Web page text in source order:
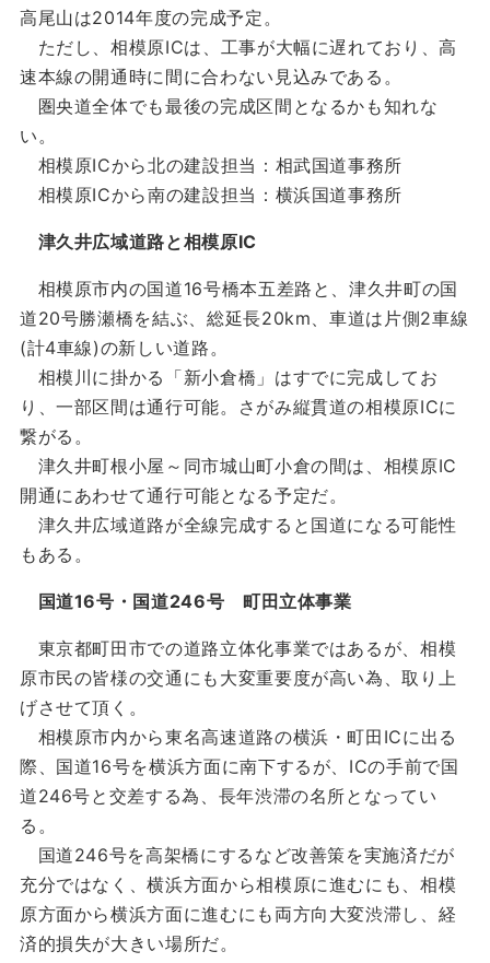
高尾山は2014年度の完成予定。
ただし、相模原ICは、工事が大幅に遅れており、高
速本線の開通時に間に合わない見込みである。
圏央道全体でも最後の完成区間となるかも知れな
い。
相模原ICから北の建設担当：相武国道事務所
相模原ICから南の建設担当：横浜国道事務所
津久井広域道路と相模原IC
相模原市内の国道16号橋本五差路と、津久井町の国
道20号勝瀬橋を結ぶ、総延長20km、車道は片側2車線
(計4車線)の新しい道路。
相模川に掛かる「新小倉橋」はすでに完成してお
り、一部区間は通行可能。さがみ縦貫道の相模原ICに
繋がる。
津久井町根小屋～同市城山町小倉の間は、相模原IC
開通にあわせて通行可能となる予定だ。
津久井広域道路が全線完成すると国道になる可能性
もある。
国道16号・国道246号 町田立体事業
東京都町田市での道路立体化事業ではあるが、相模
原市民の皆様の交通にも大変重要度が高い為、取り上
げさせて頂く。
相模原市内から東名高速道路の横浜・町田ICに出る
際、国道16号を横浜方面に南下するが、ICの手前で国
道246号と交差する為、長年渋滞の名所となってい
る。
国道246号を高架橋にするなど改善策を実施済だが
充分ではなく、横浜方面から相模原に進むにも、相模
原方面から横浜方面に進むにも両方向大変渋滞し、経
済的損失が大きい場所だ。